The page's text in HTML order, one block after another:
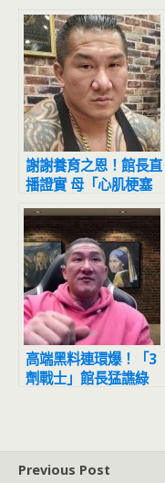
謝謝養育之恩！館長直
播證實 母「心肌梗塞
過世」：不想被看到傷
心一面
高端黑料連環爆！「3
劑戰士」館長猛譙綠
Previous Post